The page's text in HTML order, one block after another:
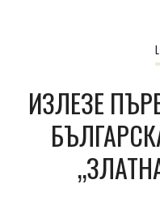
ИЗЛЕЗЕ